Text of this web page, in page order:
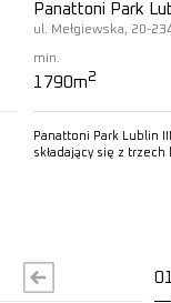
Panattoni Park
ul. Mełgiewska, 20-
min.
1790m2
Panattoni Park Lublin
składający się z
01